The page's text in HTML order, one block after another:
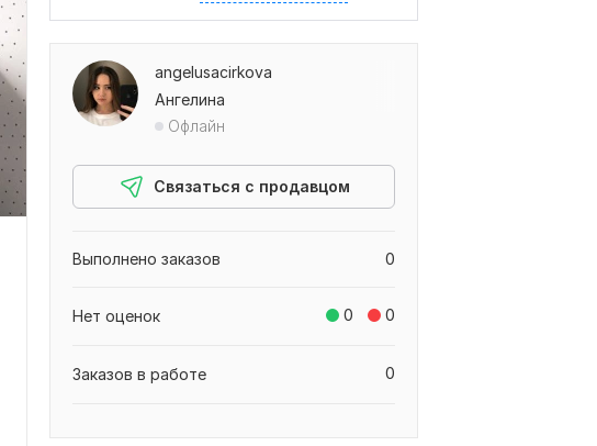
angelusacirkova
Ангелина
Офлайн
Связаться с продавцом
0
Выполнено заказов
0 0
Нет оценок
0
Заказов в работе